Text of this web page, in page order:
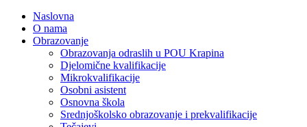
Naslovna
O nama
Obrazovanje
Obrazovanja odraslih u POU Krapina
Djelomične kvalifikacije
Mikrokvalifikacije
Osobni asistent
Osnovna škola
Srednjoškolsko obrazovanje i prekvalifikacije